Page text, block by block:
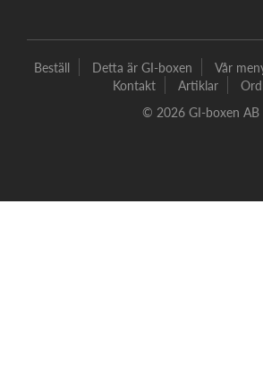
Beställ Detta är GI-boxen Vår
Kontakt
Artiklar
© 2026 GI-boxen AB